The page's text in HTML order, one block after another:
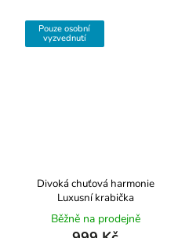
Pouze osobní
vyzvednutí
Divoká chuťová harmonie
Luxusní krabička
Běžně na prodejně